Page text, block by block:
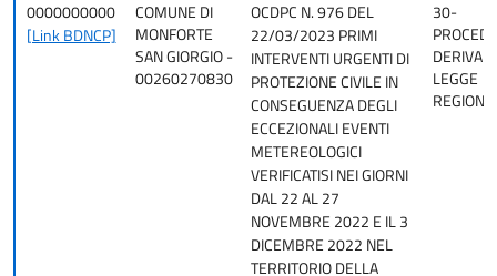
0000000000
[Link BDNCP]
COMUNE DI
MONFORTE
SAN GIORGIO -
00260270830
OCDPC N. 976 DEL
22/03/2023 PRIMI
INTERVENTI URGENTI DI
PROTEZIONE CIVILE IN
CONSEGUENZA DEGLI
ECCEZIONALI EVENTI
METEREOLOGICI
VERIFICATISI NEI GIORNI
DAL 22 AL 27
NOVEMBRE 2022 E IL 3
DICEMBRE 2022 NEL
TERRITORIO DELLA
30-
LEGGE